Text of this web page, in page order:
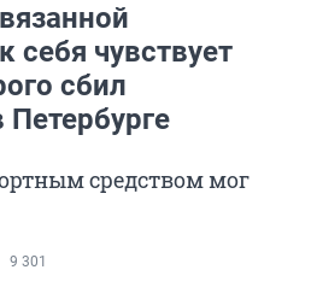
себя чувствует
сбил
средством мог
9 301